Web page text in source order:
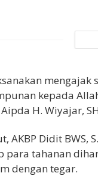
kepada
H. Wiyajar,
AKBP Didit
para tahanan
dengan tegar.